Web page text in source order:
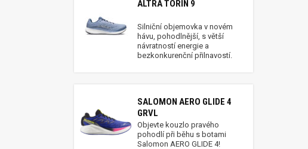
ALTRA TORIN 9
Silniční objemovka v novém
hávu, pohodlnější, s větší
návratností energie a
bezkonkurenční přilnavostí.
SALOMON AERO GLIDE 4
GRVL
Objevte kouzlo pravého
pohodlí při běhu s botami
Salomon AERO GLIDE 4!